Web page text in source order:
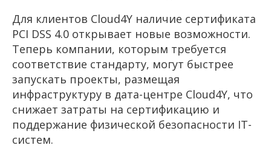
Для клиентов Cloud4Y наличие сертификата
PCI DSS 4.0 открывает новые возможности.
Теперь компании, которым требуется
соответствие стандарту, могут быстрее
запускать проекты, размещая
инфраструктуру в дата-центре Cloud4Y, что
снижает затраты на сертификацию и
поддержание физической безопасности IT-
систем.